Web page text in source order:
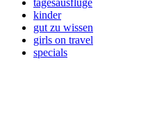
tagesausflüge
kinder
gut zu wissen
girls on travel
specials